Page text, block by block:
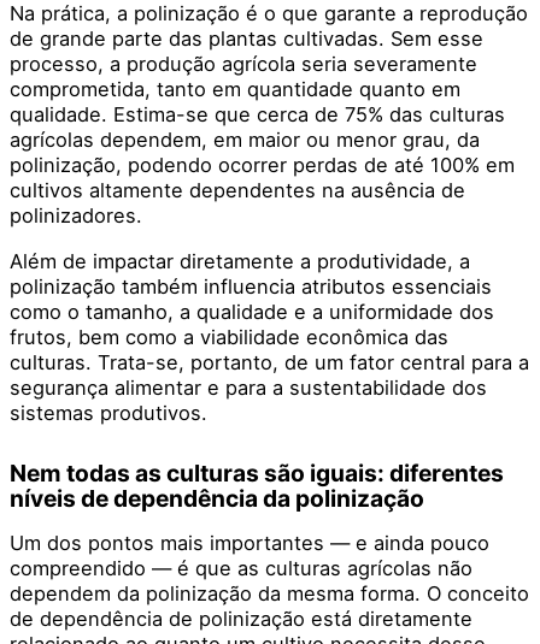
Na prática, a polinização é o que garante a reprodução
de grande parte das plantas cultivadas. Sem esse
processo, a produção agrícola seria severamente
comprometida, tanto em quantidade quanto em
qualidade. Estima-se que cerca de 75% das culturas
agrícolas dependem, em maior ou menor grau, da
polinização, podendo ocorrer perdas de até 100% em
cultivos altamente dependentes na ausência de
polinizadores.
Além de impactar diretamente a produtividade, a
polinização também influencia atributos essenciais
como o tamanho, a qualidade e a uniformidade dos
frutos, bem como a viabilidade econômica das
culturas. Trata-se, portanto, de um fator central para a
segurança alimentar e para a sustentabilidade dos
sistemas produtivos.
Nem todas as culturas são iguais: diferentes
níveis de dependência da polinização
Um dos pontos mais importantes — e ainda pouco
compreendido — é que as culturas agrícolas não
dependem da polinização da mesma forma. O conceito
de dependência de polinização está diretamente